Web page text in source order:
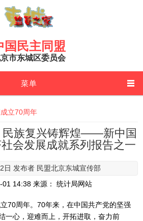
国民主同盟
市东城区委员会
菜单
立70周年
民族复兴铸辉煌——新中国
会发展成就系列报告之一
日 发布者 民盟北京东城宣传部
01 14:38 来源： 统计局网站
70周年。70年来，在中国共产党的坚强
一心，迎难而上，开拓进取，奋力前